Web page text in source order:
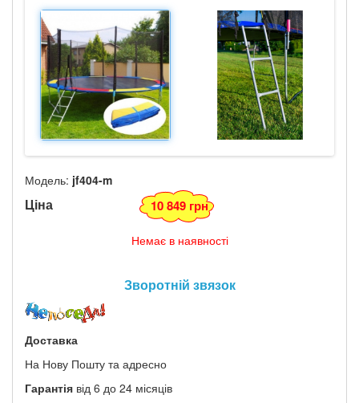
Модель: jf404-m
Ціна 10 849 грн
Немає в наявності
Зворотній звязок
Доставка
На Нову Пошту та адресно
Гарантія від 6 до 24 місяців